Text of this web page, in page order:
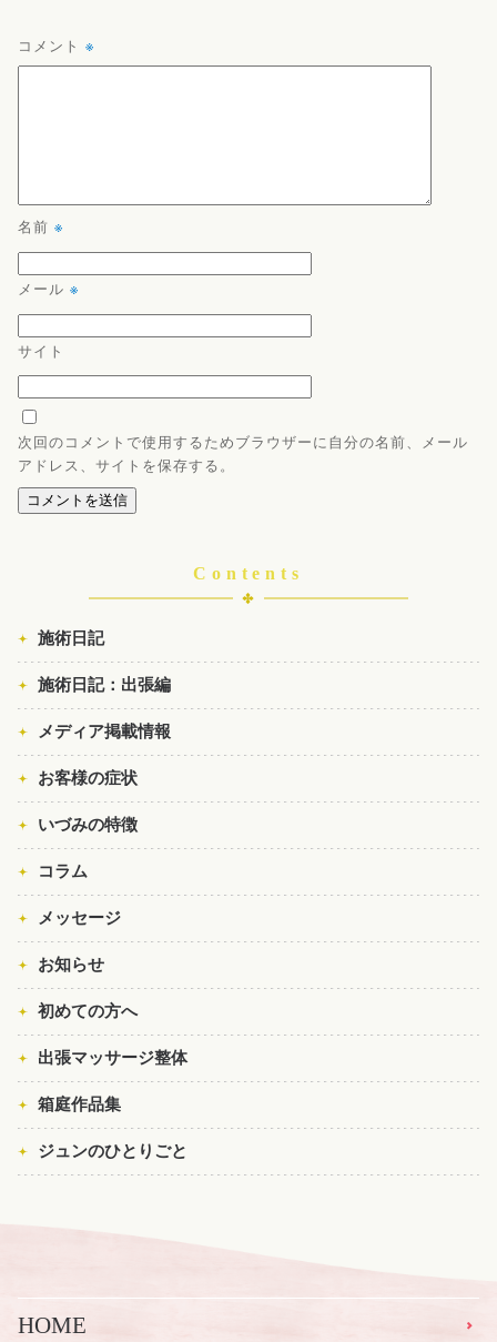
コメント ※
名前 ※
メール ※
サイト
次回のコメントで使用するためブラウザーに自分の名前、メール
アドレス、サイトを保存する。
Contents
施術日記
施術日記：出張編
メディア掲載情報
お客様の症状
いづみの特徴
コラム
メッセージ
お知らせ
初めての方へ
出張マッサージ整体
箱庭作品集
ジュンのひとりごと
HOME